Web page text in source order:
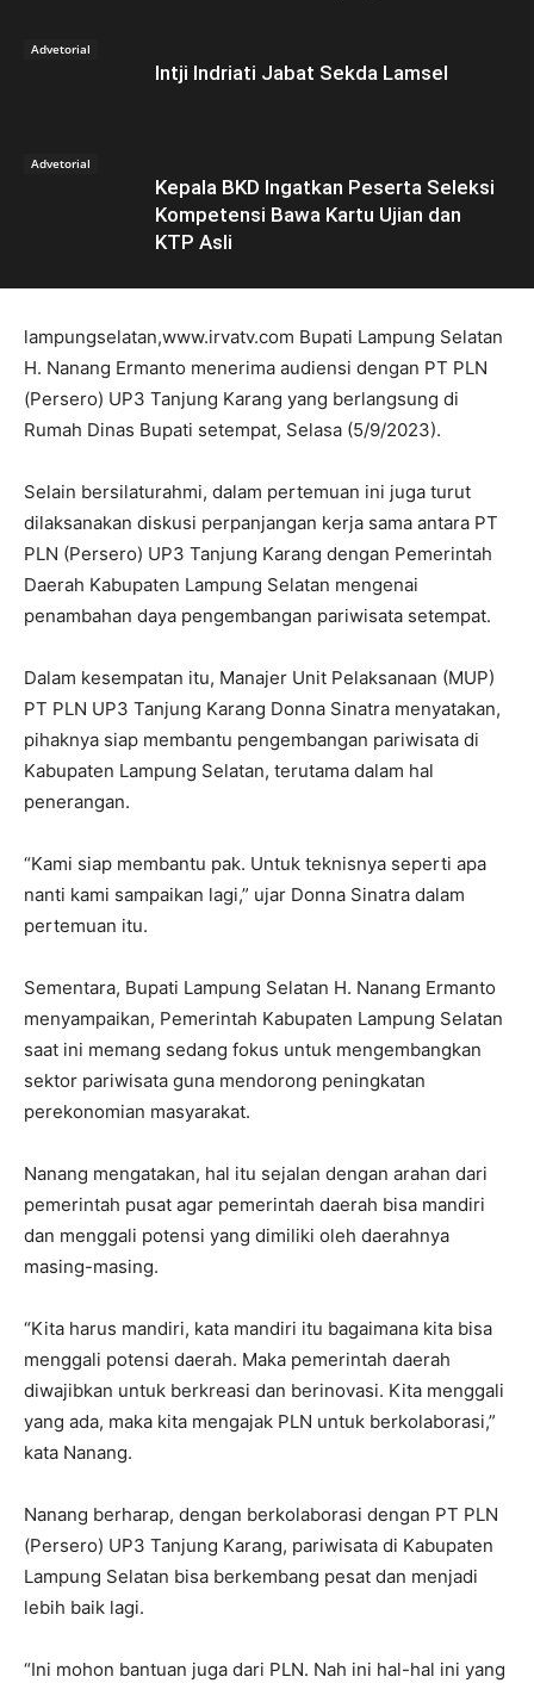
Advetorial
Intji Indriati Jabat Sekda Lamsel
Advetorial
Kepala BKD Ingatkan Peserta Seleksi
Kompetensi Bawa Kartu Ujian dan
KTP Asli
lampungselatan,www.irvatv.com Bupati Lampung Selatan
H. Nanang Ermanto menerima audiensi dengan PT PLN
(Persero) UP3 Tanjung Karang yang berlangsung di
Rumah Dinas Bupati setempat, Selasa (5/9/2023).
Selain bersilaturahmi, dalam pertemuan ini juga turut
dilaksanakan diskusi perpanjangan kerja sama antara PT
PLN (Persero) UP3 Tanjung Karang dengan Pemerintah
Daerah Kabupaten Lampung Selatan mengenai
penambahan daya pengembangan pariwisata setempat.
Dalam kesempatan itu, Manajer Unit Pelaksanaan (MUP)
PT PLN UP3 Tanjung Karang Donna Sinatra menyatakan,
pihaknya siap membantu pengembangan pariwisata di
Kabupaten Lampung Selatan, terutama dalam hal
penerangan.
“Kami siap membantu pak. Untuk teknisnya seperti apa
nanti kami sampaikan lagi,” ujar Donna Sinatra dalam
pertemuan itu.
Sementara, Bupati Lampung Selatan H. Nanang Ermanto
menyampaikan, Pemerintah Kabupaten Lampung Selatan
saat ini memang sedang fokus untuk mengembangkan
sektor pariwisata guna mendorong peningkatan
perekonomian masyarakat.
Nanang mengatakan, hal itu sejalan dengan arahan dari
pemerintah pusat agar pemerintah daerah bisa mandiri
dan menggali potensi yang dimiliki oleh daerahnya
masing-masing.
“Kita harus mandiri, kata mandiri itu bagaimana kita bisa
menggali potensi daerah. Maka pemerintah daerah
diwajibkan untuk berkreasi dan berinovasi. Kita menggali
yang ada, maka kita mengajak PLN untuk berkolaborasi,”
kata Nanang.
Nanang berharap, dengan berkolaborasi dengan PT PLN
(Persero) UP3 Tanjung Karang, pariwisata di Kabupaten
Lampung Selatan bisa berkembang pesat dan menjadi
lebih baik lagi.
“Ini mohon bantuan juga dari PLN. Nah ini hal-hal ini yang